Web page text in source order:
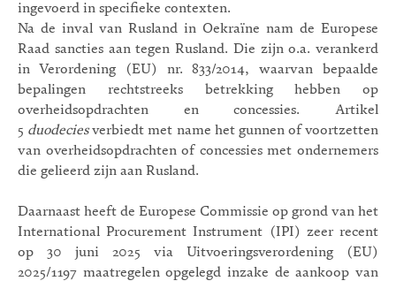
ingevoerd in specifieke contexten.
Na de inval van Rusland in Oekraïne nam de Europese
Raad sancties aan tegen Rusland. Die zijn o.a. verankerd
in Verordening (EU) nr. 833/2014, waarvan bepaalde
bepalingen rechtstreeks betrekking hebben op
overheidsopdrachten en concessies. Artikel
5 duodeciesverbiedt met name het gunnen of voortzetten
van overheidsopdrachten of concessies met ondernemers
die gelieerd zijn aan Rusland.
Daarnaast heeft de Europese Commissie op grond van het
International Procurement Instrument (IPI) zeer recent
op 30 juni 2025 via Uitvoeringsverordening (EU)
2025/1197 maatregelen opgelegd inzake de aankoop van